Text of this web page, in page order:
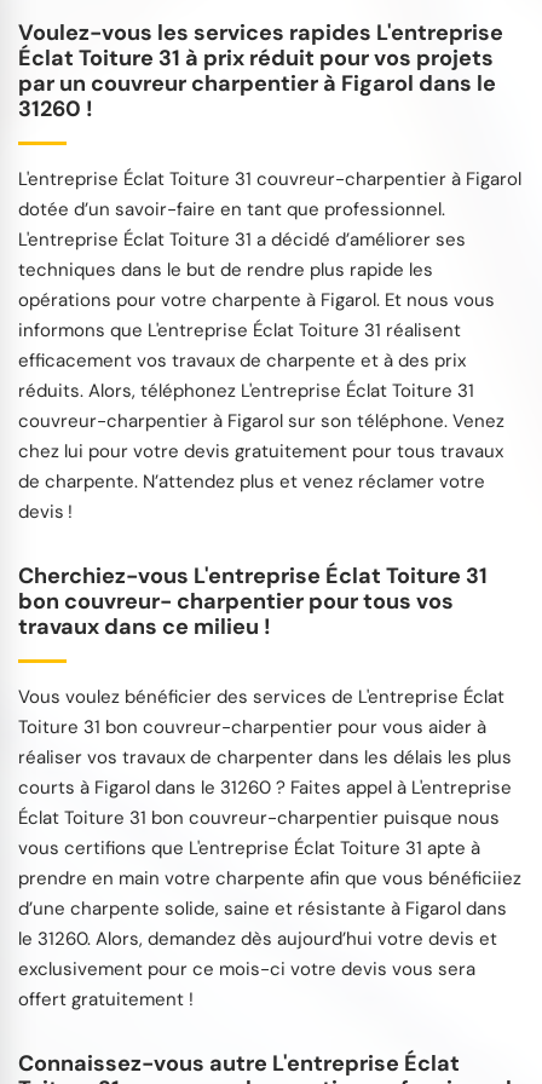
Voulez-vous les services rapides L'entreprise
Éclat Toiture 31 à prix réduit pour vos projets
par un couvreur charpentier à Figarol dans le
31260 !
L'entreprise Éclat Toiture 31 couvreur-charpentier à Figarol
dotée d’un savoir-faire en tant que professionnel.
L'entreprise Éclat Toiture 31 a décidé d’améliorer ses
techniques dans le but de rendre plus rapide les
opérations pour votre charpente à Figarol. Et nous vous
informons que L'entreprise Éclat Toiture 31 réalisent
efficacement vos travaux de charpente et à des prix
réduits. Alors, téléphonez L'entreprise Éclat Toiture 31
couvreur-charpentier à Figarol sur son téléphone. Venez
chez lui pour votre devis gratuitement pour tous travaux
de charpente. N’attendez plus et venez réclamer votre
devis !
Cherchiez-vous L'entreprise Éclat Toiture 31
bon couvreur- charpentier pour tous vos
travaux dans ce milieu !
Vous voulez bénéficier des services de L'entreprise Éclat
Toiture 31 bon couvreur-charpentier pour vous aider à
réaliser vos travaux de charpenter dans les délais les plus
courts à Figarol dans le 31260 ? Faites appel à L'entreprise
Éclat Toiture 31 bon couvreur-charpentier puisque nous
vous certifions que L'entreprise Éclat Toiture 31 apte à
prendre en main votre charpente afin que vous bénéficiiez
d’une charpente solide, saine et résistante à Figarol dans
le 31260. Alors, demandez dès aujourd’hui votre devis et
exclusivement pour ce mois-ci votre devis vous sera
offert gratuitement !
Connaissez-vous autre L'entreprise Éclat